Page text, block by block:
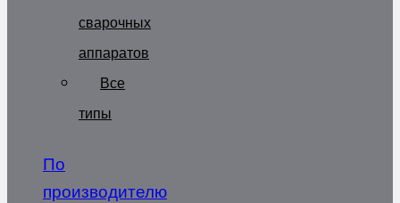
сварочных
аппаратов
Все
типы
По
производителю